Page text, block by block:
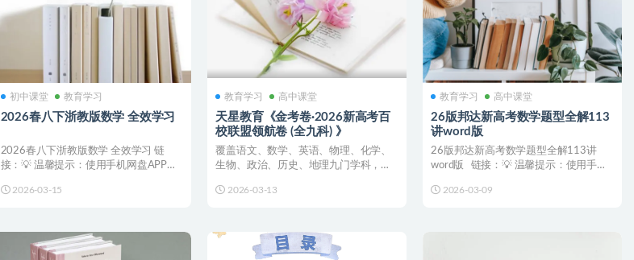
初中课堂 教育学习
2026春八下浙教版数学 全效学习
2026春八下浙教版数学 全效学习 链
接：💡 温馨提示：使用手机网盘APP转
2026-03-15
教育学习 高中课堂
天星教育《金考卷·2026新高考百
校联盟领航卷 (全九科) 》
覆盖语文、数学、英语、物理、化学、
生物、政治、历史、地理九门学科，专
2026-03-13
教育学习 高中课堂
26版邦达新高考数学题型全解113
讲word版
26版邦达新高考数学题型全解113讲
word版 链接：💡 温馨提示：使用手机
2026-03-09